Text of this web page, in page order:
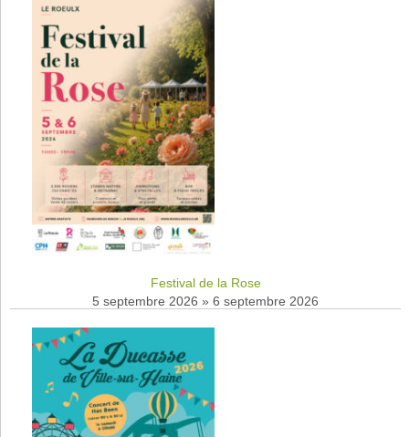
Festival de la Rose
5 septembre 2026 » 6 septembre 2026